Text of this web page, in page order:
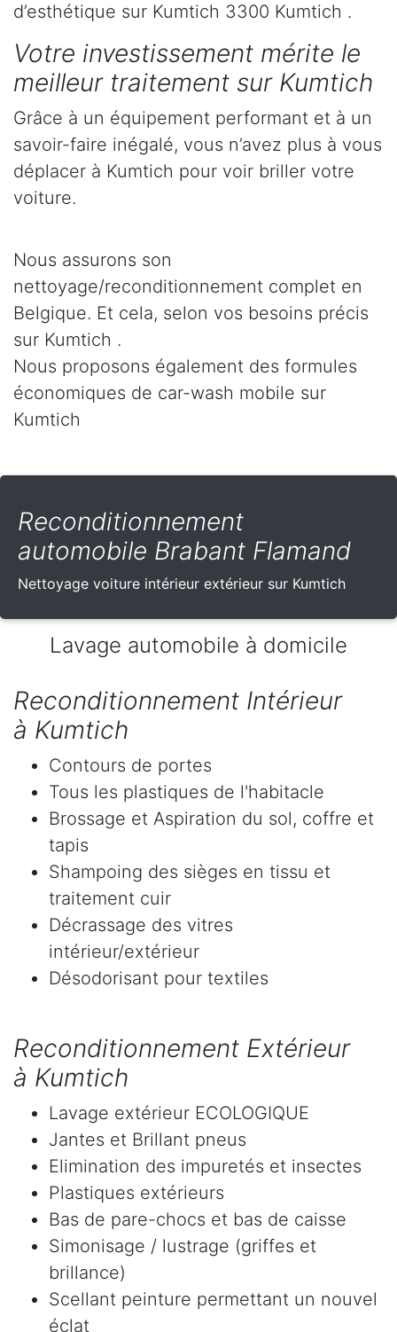
d’esthétique sur Kumtich 3300 Kumtich .
Votre investissement mérite le
meilleur traitement sur Kumtich
Grâce à un équipement performant et à un
savoir-faire inégalé, vous n’avez plus à vous
déplacer à Kumtich pour voir briller votre
voiture.
Nous assurons son
nettoyage/reconditionnement complet en
Belgique. Et cela, selon vos besoins précis
sur Kumtich .
Nous proposons également des formules
économiques de car-wash mobile sur
Kumtich
Reconditionnement
automobile Brabant Flamand
Nettoyage voiture intérieur extérieur sur Kumtich
Lavage automobile à domicile
Reconditionnement Intérieur
à Kumtich
Contours de portes
Tous les plastiques de l'habitacle
Brossage et Aspiration du sol, coffre et
tapis
Shampoing des sièges en tissu et
traitement cuir
Décrassage des vitres
intérieur/extérieur
Désodorisant pour textiles
Reconditionnement Extérieur
à Kumtich
Lavage extérieur ECOLOGIQUE
Jantes et Brillant pneus
Elimination des impuretés et insectes
Plastiques extérieurs
Bas de pare-chocs et bas de caisse
Simonisage / lustrage (griffes et
brillance)
Scellant peinture permettant un nouvel
éclat